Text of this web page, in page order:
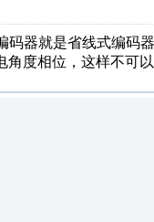
码器就是省线式编码
角度相位，这样不可